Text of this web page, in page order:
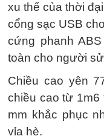
xu thế của thời
cổng sạc USB
cứng phanh
toàn cho người
Chiều cao yên
chiều cao từ 1m6
mm khắc phục
vỉa hè.